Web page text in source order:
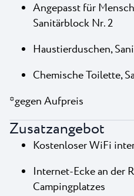
Angepasst für
Sanitärblock Nr. 2
Haustierduschen,
Chemische Toilette,
*gegen Aufpreis
Zusatzangebot
Kostenloser WiFi
Internet-Ecke an der
Campingplatzes